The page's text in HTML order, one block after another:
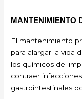
MANTENIMIENTO
El mantenimiento
para alargar la vida
los químicos de
contraer
gastrointestinales